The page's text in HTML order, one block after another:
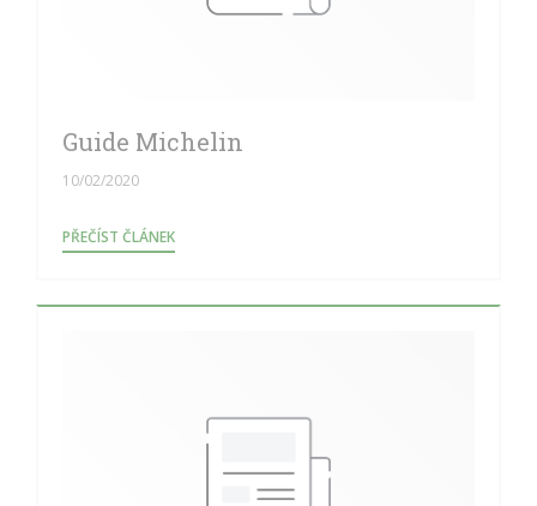
Guide Michelin
10/02/2020
PŘEČÍST ČLÁNEK((OTEVŘE SE V NOVÉM OKNĚ))